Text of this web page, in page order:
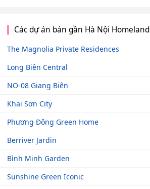
Các dự án bán gần Hà Nội Homeland
The Magnolia Private Residences
Long Biên Central
NO-08 Giang Biên
Khai Sơn City
Phương Đông Green Home
Berriver Jardin
Bình Minh Garden
Sunshine Green Iconic